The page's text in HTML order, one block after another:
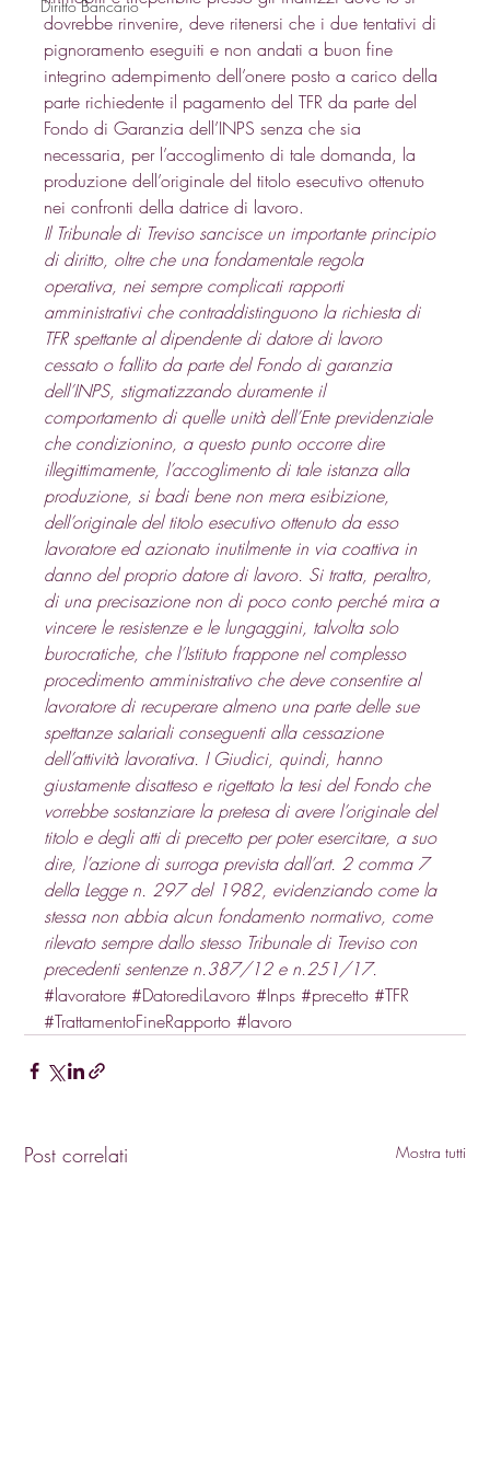
Diritto Bancario
dovrebbe rinvenire, deve ritenersi che i due tentativi di
pignoramento eseguiti e non andati a buon fine
integrino adempimento dell’onere posto a carico della
parte richiedente il pagamento del TFR da parte del
Fondo di Garanzia dell’INPS senza che sia
necessaria, per l’accoglimento di tale domanda, la
produzione dell’originale del titolo esecutivo ottenuto
nei confronti della datrice di lavoro.
Il Tribunale di Treviso sancisce un importante principio
di diritto, oltre che una fondamentale regola
operativa, nei sempre complicati rapporti
amministrativi che contraddistinguono la richiesta di
TFR spettante al dipendente di datore di lavoro
cessato o fallito da parte del Fondo di garanzia
dell’INPS, stigmatizzando duramente il
comportamento di quelle unità dell’Ente previdenziale
che condizionino, a questo punto occorre dire
illegittimamente, l’accoglimento di tale istanza alla
produzione, si badi bene non mera esibizione,
dell’originale del titolo esecutivo ottenuto da esso
lavoratore ed azionato inutilmente in via coattiva in
danno del proprio datore di lavoro. Si tratta, peraltro,
di una precisazione non di poco conto perché mira a
vincere le resistenze e le lungaggini, talvolta solo
burocratiche, che l’Istituto frappone nel complesso
procedimento amministrativo che deve consentire al
lavoratore di recuperare almeno una parte delle sue
spettanze salariali conseguenti alla cessazione
dell’attività lavorativa. I Giudici, quindi, hanno
giustamente disatteso e rigettato la tesi del Fondo che
vorrebbe sostanziare la pretesa di avere l’originale del
titolo e degli atti di precetto per poter esercitare, a suo
dire, l’azione di surroga prevista dall’art. 2 comma 7
della Legge n. 297 del 1982, evidenziando come la
stessa non abbia alcun fondamento normativo, come
rilevato sempre dallo stesso Tribunale di Treviso con
precedenti sentenze n.387/12 e n.251/17.
#lavoratore #DatorediLavoro #Inps #precetto #TFR
#TrattamentoFineRapporto #lavoro
Post correlati Mostra tutti